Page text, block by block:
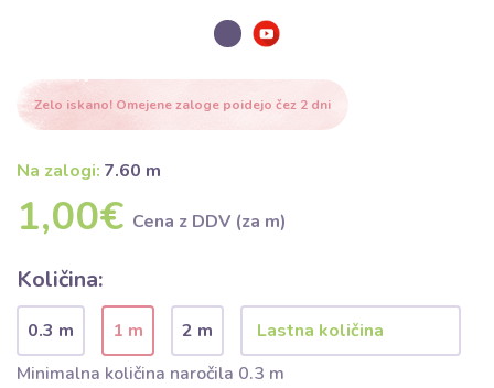
Zelo iskano! Omejene zaloge poidejo čez 2 dni
Na zalogi: 7.60 m
1,00€ Cena z DDV (za m)
Količina:
0.3 m 1 m
2 m
Minimalna količina naročila 0.3 m